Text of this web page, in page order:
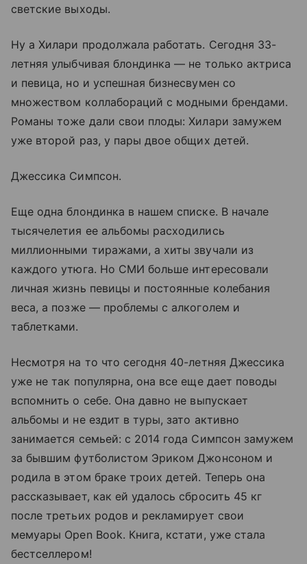
светские выходы.
Ну а Хилари продолжала работать. Сегодня 33-
летняя улыбчивая блондинка — не только актриса
и певица, но и успешная бизнесвумен со
множеством коллабораций с модными брендами.
Романы тоже дали свои плоды: Хилари замужем
уже второй раз, у пары двое общих детей.
Джессика Симпсон.
Еще одна блондинка в нашем списке. В начале
тысячелетия ее альбомы расходились
миллионными тиражами, а хиты звучали из
каждого утюга. Но СМИ больше интересовали
личная жизнь певицы и постоянные колебания
веса, а позже — проблемы с алкоголем и
таблетками.
Несмотря на то что сегодня 40-летняя Джессика
уже не так популярна, она все еще дает поводы
вспомнить о себе. Она давно не выпускает
альбомы и не ездит в туры, зато активно
занимается семьей: с 2014 года Симпсон замужем
за бывшим футболистом Эриком Джонсоном и
родила в этом браке троих детей. Теперь она
рассказывает, как ей удалось сбросить 45 кг
после третьих родов и рекламирует свои
мемуары Open Book. Книга, кстати, уже стала
бестселлером!